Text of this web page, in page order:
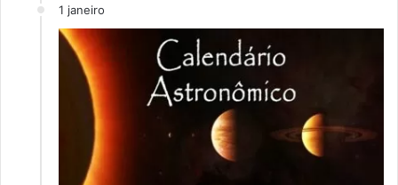
1 janeiro